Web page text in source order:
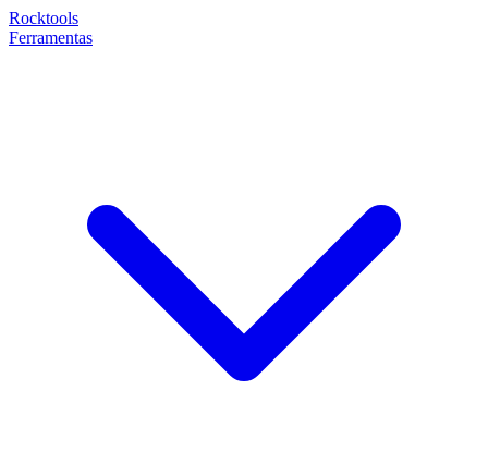
Rocktools
Ferramentas